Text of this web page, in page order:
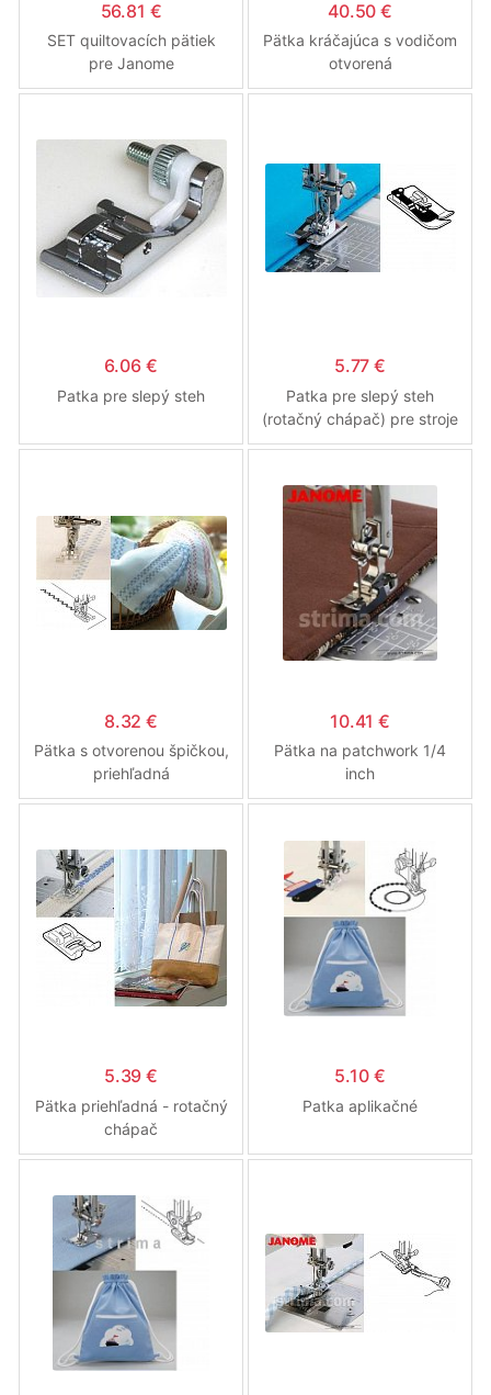
56.81 €
SET quiltovacích pätiek
pre Janome
40.50 €
Pätka kráčajúca s vodičom
otvorená
6.06 €
Patka pre slepý steh
5.77 €
Patka pre slepý steh
(rotačný chápač) pre stroje
MC
8.32 €
Pätka s otvorenou špičkou,
priehľadná
10.41 €
Pätka na patchwork 1/4
inch
5.39 €
Pätka priehľadná - rotačný
chápač
5.10 €
Patka aplikačné